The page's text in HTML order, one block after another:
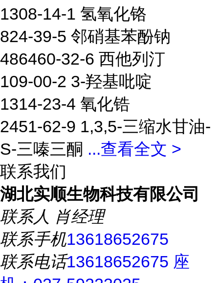
1308-14-1 氢氧化铬
824-39-5 邻硝基苯酚钠
486460-32-6 西他列汀
109-00-2 3-羟基吡啶
1314-23-4 氧化锆
2451-62-9 1,3,5-三缩水甘油-
S-三嗪三酮 ...查看全文 >
联系我们
湖北实顺生物科技有限公司
联系人 肖经理
联系手机13618652675
联系电话13618652675 座